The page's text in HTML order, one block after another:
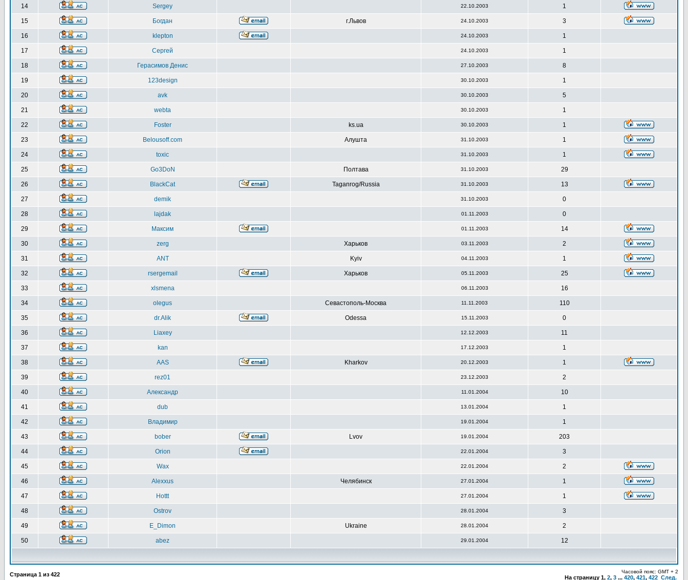
14 Sergey 22.10.2003 1
15 Богдан г.Львов 24.10.2003 3
16 klepton 24.10.2003 1
17 Сергей 24.10.2003 1
18 Герасимов Денис 27.10.2003 8
19 123design 30.10.2003 1
20 avk 30.10.2003 5
21 webta 30.10.2003 1
22 Foster ks.ua 30.10.2003 1
23 Belousoff.com Алушта 31.10.2003 1
24 toxic 31.10.2003 1
25 Go3DoN Полтава 31.10.2003 29
26 BlackCat Taganrog/Russia 31.10.2003 13
27 demik 31.10.2003 0
28 lajdak 01.11.2003 0
29 Максим 01.11.2003 14
30 zerg Харьков 03.11.2003 2
31 ANT Kyiv 04.11.2003 1
32 rsergemail Харьков 05.11.2003 25
33 xlsmena 06.11.2003 16
34 olegus Севастополь-Москва 11.11.2003 110
35 dr.Alik Odessa 15.11.2003 0
36 Liaxey 12.12.2003 11
37 kan 17.12.2003 1
38 AAS Kharkov 20.12.2003 1
39 rez01 23.12.2003 2
40 Александр 11.01.2004 10
41 dub 13.01.2004 1
42 Владимир 19.01.2004 1
43 bober Lvov 19.01.2004 203
44 Orion 22.01.2004 3
45 Wax 22.01.2004 2
46 Alexxus Челябинск 27.01.2004 1
47 Hottt 27.01.2004 1
48 Ostrov 28.01.2004 3
49 E_Dimon Ukraine 28.01.2004 2
50 abez 29.01.2004 12
Страница 1 из 422 Часовой пояс: GMT + 2
На страницу 1, 2, 3 ... 420, 421, 422 След.